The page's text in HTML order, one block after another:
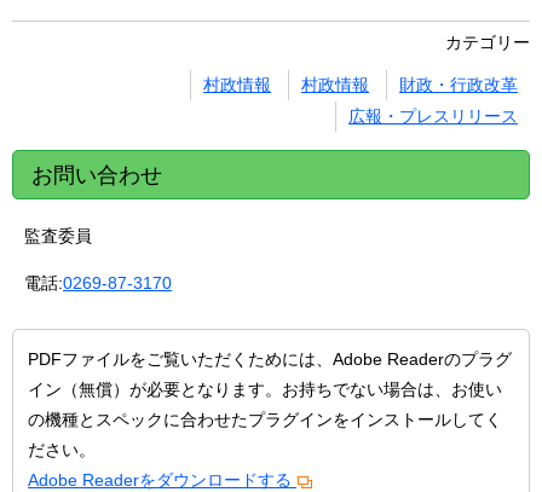
カテゴリー
村政情報 村政情報
財政・行政改革
広報・プレスリリース
お問い合わせ
監査委員
電話:0269-87-3170
PDFファイルをご覧いただくためには、Adobe Readerのプラグ
イン（無償）が必要となります。お持ちでない場合は、お使い
の機種とスペックに合わせたプラグインをインストールしてく
ださい。
Adobe Readerをダウンロードする